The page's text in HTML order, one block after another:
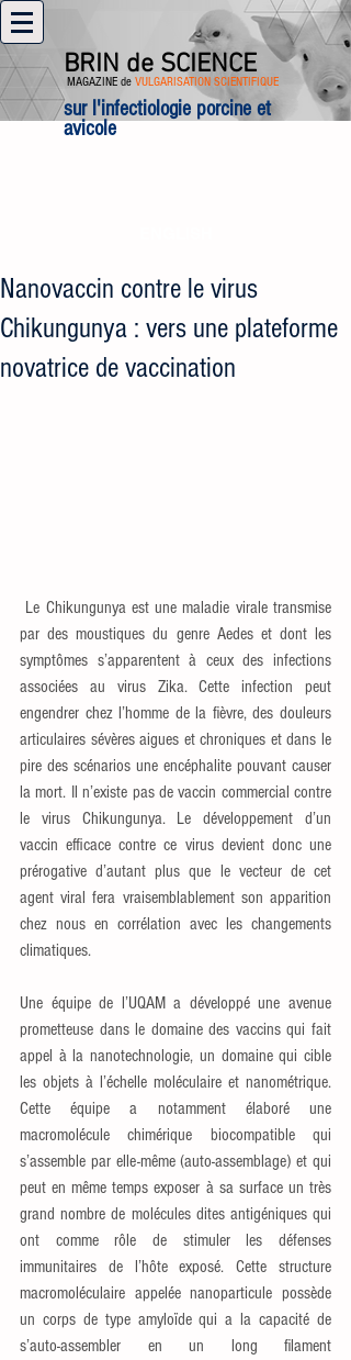
BRIN de SCIENCE
MAGAZINE de VULGARISATION SCIENTIFIQUE
sur l'infectiologie porcine et
avicole
Nanovaccin contre le virus
Chikungunya : vers une plateforme
novatrice de vaccination
par des moustiques du genre Aedes et dont les
symptômes s’apparentent à ceux des infections
associées au virus Zika. Cette infection peut
engendrer chez l’homme de la fièvre, des douleurs
articulaires sévères aigues et chroniques et dans le
pire des scénarios une encéphalite pouvant causer
la mort. Il n’existe pas de vaccin commercial contre
le virus Chikungunya. Le développement d’un
vaccin efficace contre ce virus devient donc une
prérogative d’autant plus que le vecteur de cet
agent viral fera vraisemblablement son apparition
chez nous en corrélation avec les changements
climatiques.
Une équipe de l’UQAM a développé une avenue
prometteuse dans le domaine des vaccins qui fait
appel à la nanotechnologie, un domaine qui cible
les objets à l’échelle moléculaire et nanométrique.
Cette équipe a notamment élaboré une
macromolécule chimérique biocompatible qui
s’assemble par elle-même (auto-assemblage) et qui
peut en même temps exposer à sa surface un très
grand nombre de molécules dites antigéniques qui
ont comme rôle de stimuler les défenses
immunitaires de l’hôte exposé. Cette structure
macromoléculaire appelée nanoparticule possède
un corps de type amyloïde qui a la capacité de
s’auto-assembler en un long filament